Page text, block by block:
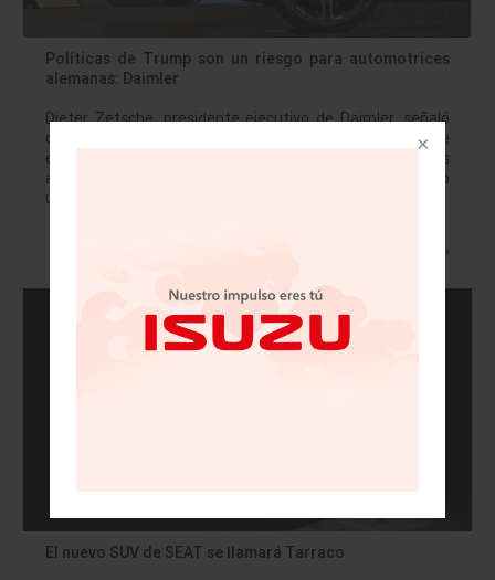
Políticas de Trump son un riesgo para automotrices
alemanas: Daimler
Dieter Zetsche, presidente ejecutivo de Daimler, señaló
que las políticas económicas y comerciales del presidente
estadounidense, Donald Trump, son un riesgo para las
automotrices alemanas. “Hasta ahora no ha habido
un efecto negativo en…
Leer más »
El nuevo SUV de SEAT se llamará Tarraco